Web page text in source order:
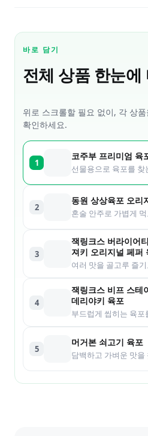
바로 담기
전체 상품 한눈에
위로 스크롤할 필요 없이, 각 상
확인하세요.
1
코주부 프리미엄 육
선물용으로 육포를 찾
2
동원 상상육포 오리
혼술 안주로 가볍게
3
잭링크스 버라이어
져키 오리지널 페퍼
여러 맛을 골고루 즐
4
잭링크스 비프 스테
데리야키 육포
5
머거본 쇠고기 육포
담백하고 가벼운 맛을